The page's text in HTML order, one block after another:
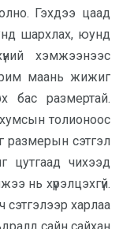
Гэхдээ цаад
шархлах, юунд
хэмжээнээс
маань жижиг
бас размертай.
хумсын толио­ноос
раз­мерын сэтгэл
цутгаад чихээд
нь хү­рэлцэхгүй.
сэтгэ­лээр харлаа